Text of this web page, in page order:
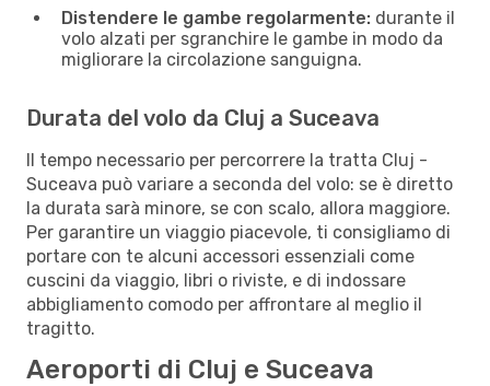
Distendere le gambe regolarmente: durante il
volo alzati per sgranchire le gambe in modo da
migliorare la circolazione sanguigna.
Durata del volo da Cluj a Suceava
Il tempo necessario per percorrere la tratta Cluj -
Suceava può variare a seconda del volo: se è diretto
la durata sarà minore, se con scalo, allora maggiore.
Per garantire un viaggio piacevole, ti consigliamo di
portare con te alcuni accessori essenziali come
cuscini da viaggio, libri o riviste, e di indossare
abbigliamento comodo per affrontare al meglio il
tragitto.
Aeroporti di Cluj e Suceava